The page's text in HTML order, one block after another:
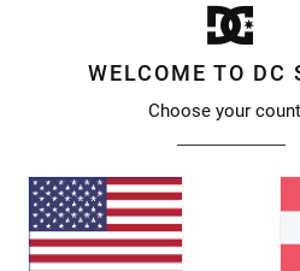
WELCOME TO DC
Choose your